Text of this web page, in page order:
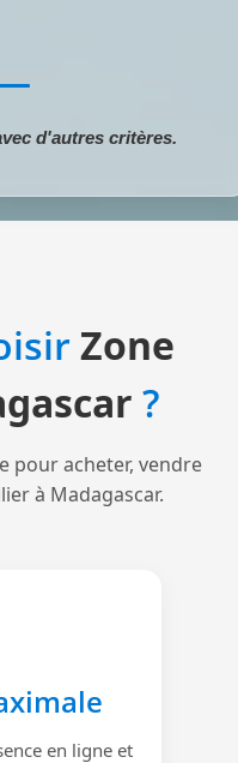
d'autres critères.
Zone
?
pour acheter, vendre
à Madagascar.
en ligne et